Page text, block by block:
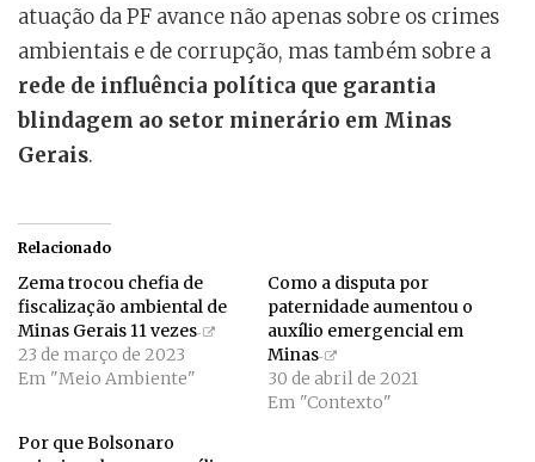
atuação da PF avance não apenas sobre os crimes
ambientais e de corrupção, mas também sobre a
rede de influência política que garantia
blindagem ao setor minerário em Minas
Gerais.
Relacionado
Zema trocou chefia de
fiscalização ambiental de
Minas Gerais 11 vezes
23 de março de 2023
Em "Meio Ambiente"
Como a disputa por
paternidade aumentou o
auxílio emergencial em
Minas
30 de abril de 2021
Em "Contexto"
Por que Bolsonaro